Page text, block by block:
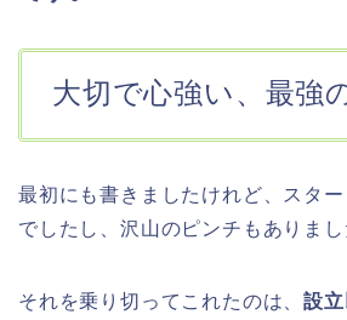
大切で心強い、最強
最初にも書きましたけれど、スタ
でしたし、沢山のピンチもありまし
それを乗り切ってこれたのは、設立